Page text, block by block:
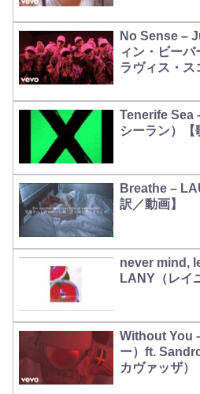
No Sense –
ィン・ビー
ラヴィス・ス
Tenerife Sea
シーラン）【
Breathe –
訳／動画】
never mind,
LANY（レイ
Without You
ー）ft.
カヴァッザ）